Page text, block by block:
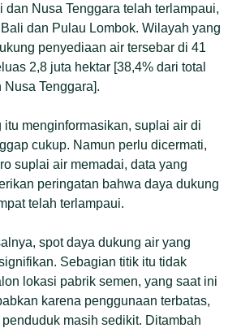
dan Nusa Tenggara telah terlampaui,
dan Pulau Lombok. Wilayah yang
penyediaan air tersebar di 41
2,8 juta hektar [38,4% dari total
Nusa Tenggara].
itu menginformasikan, suplai air di
cukup. Namun perlu dicermati,
suplai air memadai, data yang
peringatan bahwa daya dukung
telah terlampaui.
spot daya dukung air yang
Sebagian titik itu tidak
lokasi pabrik semen, yang saat ini
karena penggunaan terbatas,
masih sedikit. Ditambah